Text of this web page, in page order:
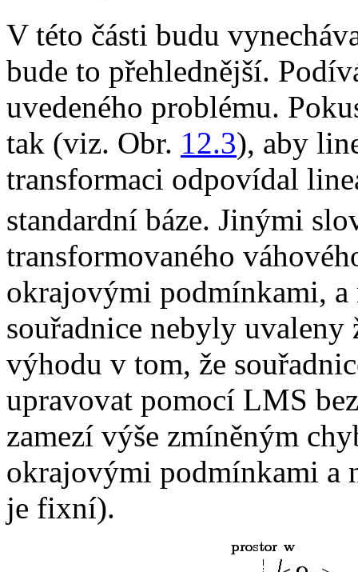
V této části budu
bude to přehlednější.
uvedeného problému.
tak (viz. Obr. 12.3), aby
transformaci odpovídal
standardní báze. Jinými
transformovaného
okrajovými podmínkami,
souřadnice nebyly uvaleny
výhodu v tom, že
upravovat pomocí LMS
zamezí výše zmíněným
okrajovými podmínkami a
je fixní).